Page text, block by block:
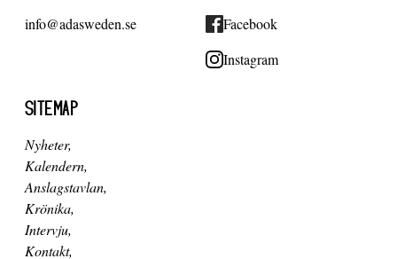
info@adasweden.se
Facebook
Instagram
SITEMAP
Nyheter
Kalendern
Anslagstavlan
Krönika
Intervju
Kontakt